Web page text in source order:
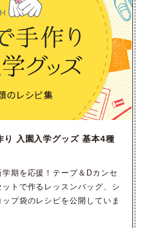
り 入園入学グッズ 基本4種
期を応援！テープ＆Dカンセ
トで作るレッスンバッグ、シ
プ袋のレシピを公開していま